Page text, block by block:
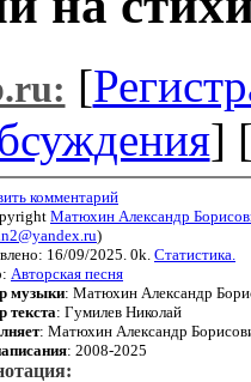
[
]
комментарий
Матюхин Александр
)
16/09/2025. 0k. Статистика.
Авторская песня
музыки: Матюхин Александр
текста: Гумилев Николай
: Матюхин Александр
: 2008-2025